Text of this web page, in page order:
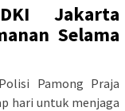
Jakarta
Selama
Pamong Praja
hari untuk menjaga